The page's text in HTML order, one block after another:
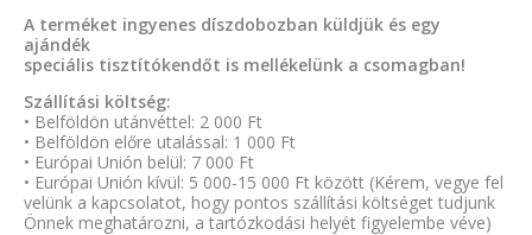
A terméket ingyenes díszdobozban küldjük és egy
ajándék
speciális tisztítókendőt is mellékelünk a csomagban!
Szállítási költség:
• Belföldön utánvéttel: 2 000 Ft
• Belföldön előre utalással: 1 000 Ft
• Európai Unión belül: 7 000 Ft
• Európai Unión kívül: 5 000-15 000 Ft között (Kérem, vegye fel
velünk a kapcsolatot, hogy pontos szállítási költséget tudjunk
Önnek meghatározni, a tartózkodási helyét figyelembe véve)